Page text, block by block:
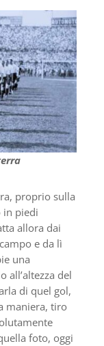
proprio sulla
in piedi
allora dai
e da lì
una
all’altezza del
di quel gol,
maniera, tiro
foto, oggi